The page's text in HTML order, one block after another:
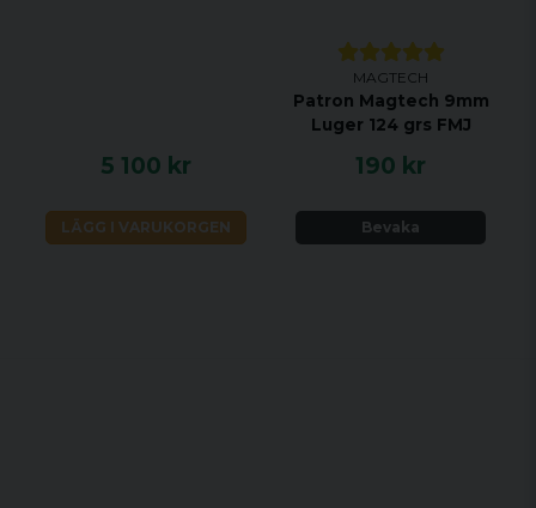
5 100 kr
LÄGG I VARUKORGEN
MAGTECH
Patron Magtech 9mm
Luger 124 grs FMJ
190 kr
Bevaka